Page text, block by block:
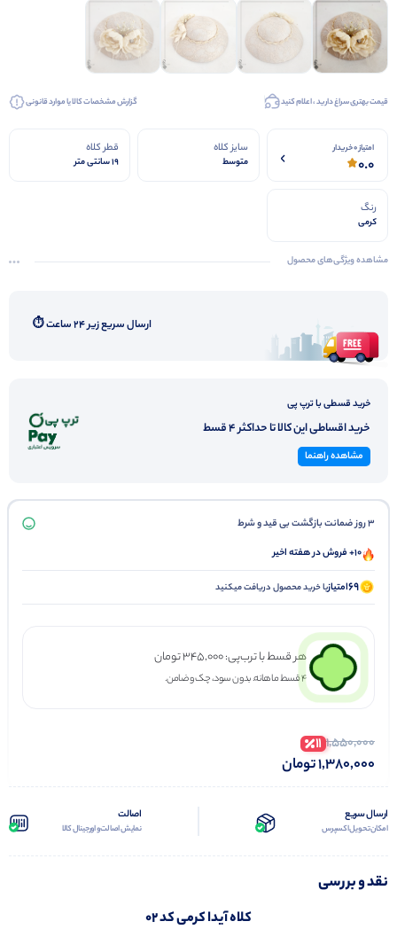
کیف عروس کفش عروس کفش مجلسی
قیمت بهتری سراغ دارید ، اعلام کنید گزارش مشخصات کالا یا موارد قانونی
امتیاز 0 خریدار
0.0
سایز کلاه
متوسط
قطر کلاه
19 سانتی متر
رنگ
کرمی
مشاهده ویژگی‌های محصول
ارسال سریع زیر ۲۴ ساعت ⏱️
خرید قسطی با ترپ پی
خرید اقساطی این کالا تا حداکثر 4 قسط
مشاهده راهنما
3 روز ضمانت بازگشت بی قید و شرط
10+ فروش در هفته اخیر
69امتیازبا خرید محصول دریافت میکنید
هر قسط با ترب‌پی:345,000تومان
۴ قسط ماهانه. بدون سود، چک و ضامن.
1,550,000
11
1,380,000تومان
ارسال سریع
امکان تحویل اکسپرس
اصالت
نمایش اصالت و اورجینال کالا
نقد و بررسی
کلاه آیدا کرمی کد 02